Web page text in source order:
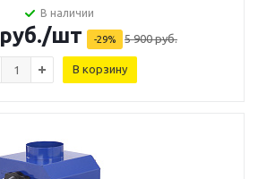
В наличии
руб./шт -29% 5 900руб.
В корзину